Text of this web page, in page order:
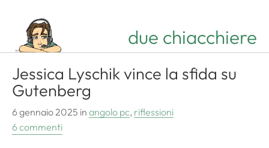
due chiacchiere
Jessica Lyschik vince la sfida su
Gutenberg
6 gennaio 2025 in angolo pc, riflessioni
6 commenti